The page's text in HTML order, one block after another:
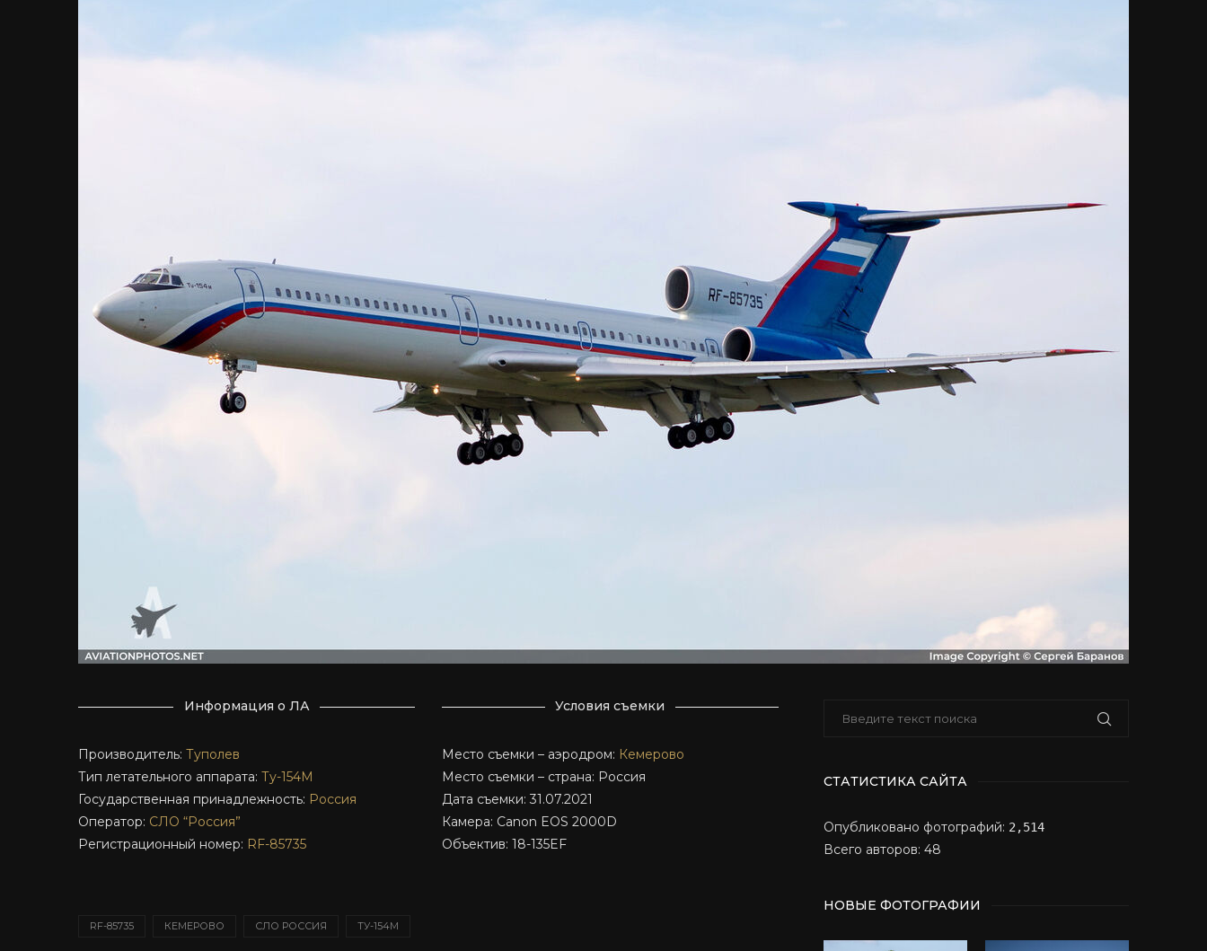
Информация о ЛА
Производитель: Туполев
Тип летательного аппарата: Ту-154М
Государственная принадлежность: Россия
Оператор: СЛО “Россия”
Регистрационный номер: RF-85735
Условия съемки
Место съемки – аэродром: Кемерово
Место съемки – страна: Россия
Дата съемки: 31.07.2021
Камера: Canon EOS 2000D
Объектив: 18-135EF
RF-85735 КЕМЕРОВО СЛО РОССИЯ ТУ-154М
СТАТИСТИКА САЙТА
Опубликовано фотографий: 2,514
Всего авторов: 48
НОВЫЕ ФОТОГРАФИИ